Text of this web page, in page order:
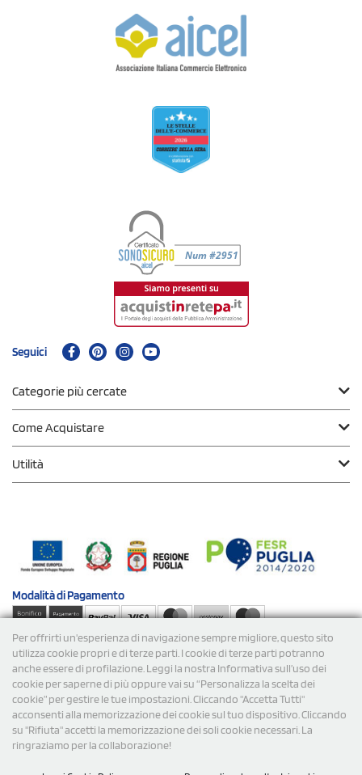
Per offrirti un'esperienza di navigazione sempre migliore, questo sito
utilizza cookie propri e di terze parti. I cookie di terze parti potranno
anche essere di profilazione. Leggi la nostra Informativa sull’uso dei
cookie per saperne di più oppure vai su “Personalizza la scelta dei
cookie” per gestire le tue impostazioni. Cliccando "Accetta Tutti"
acconsenti alla memorizzazione dei cookie sul tuo dispositivo. Cliccando
su "Rifiuta" accetti la memorizzazione dei soli cookie necessari. La
ringraziamo per la collaborazione!
Seguici
Categorie più cercate
Come Acquistare
Utilità
Modalità diPagamento
Spedizioni